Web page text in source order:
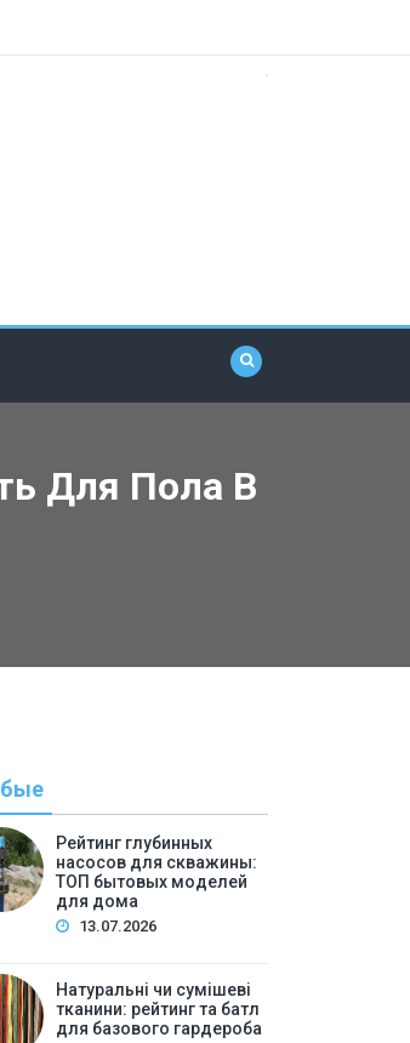
Для Пола В
Рейтинг глубинных
насосов для скважины:
ТОП бытовых моделей
для дома
13.07.2026
Натуральні чи сумішеві
тканини: рейтинг та батл
для базового гардероба